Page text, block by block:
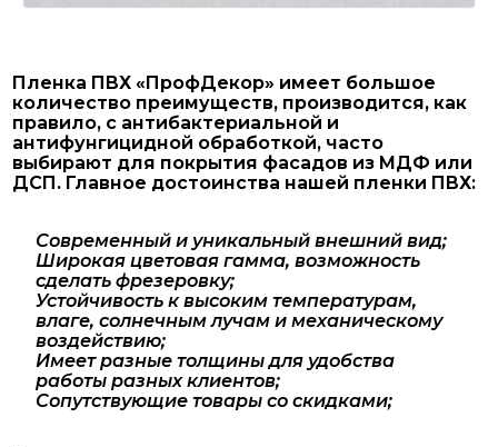
Пленка ПВХ «ПрофДекор» имеет большое
количество преимуществ, производится, как
правило, с антибактериальной и
антифунгицидной обработкой, часто
выбирают для покрытия фасадов из МДФ или
ДСП. Главное достоинства нашей пленки ПВХ:
Современный и уникальный внешний вид;
Широкая цветовая гамма, возможность
сделать фрезеровку;
Устойчивость к высоким температурам,
влаге, солнечным лучам и механическому
воздействию;
Имеет разные толщины для удобства
работы разных клиентов;
Сопутствующие товары со скидками;